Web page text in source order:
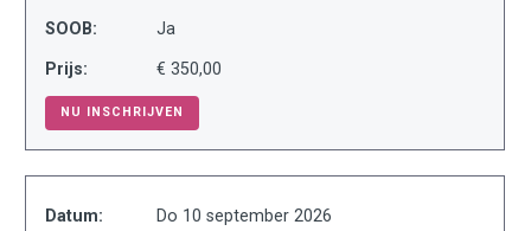
SOOB: Ja
Prijs: € 350,00
NU INSCHRIJVEN
Datum:
Do 10 september 2026